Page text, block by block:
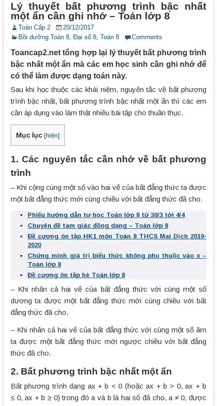
Lý thuyết bất phương trình bậc nhất
một ẩn cần ghi nhớ – Toán lớp 8
Toán Cấp 2
20/12/2017
Bồi dưỡng Toán 8, Đại số 8, Toán 8 Comments
Toancap2.net tổng hợp lại lý thuyết bất phương trình
bậc nhất một ẩn mà các em học sinh cần ghi nhớ để
có thể làm được dạng toán này.
Sau khi học thuộc các khái niệm, nguyên tắc về bất phương
trình bậc nhất, bất phương trình bậc nhất một ẩn thì các em
cần áp dụng vào làm thật nhiều bài tập cho thuần thục.
Mục lục [hiện]
1. Các nguyên tắc cần nhớ về bất phương
trình
– Khi cộng cùng một số vào hai vế của bất đẳng thức ta được
một bất đẳng thức mới cùng chiều với bất đẳng thức đã cho.
Phiếu hướng dẫn tự học Toán lớp 8 từ 30/3 tới 4/4
Chuyên đề tam giác đồng dạng – Toán lớp 8
Đề cương ôn tập HK1 môn Toán 8 THCS Mai Dịch 2019-
2020
Chứng minh giá trị biểu thức không phụ thuộc vào x –
Toán lớp 8
Đề cương ôn tập hè Toán lớp 8
– Khi nhân cả hai vế của bất đẳng thức với cùng một số
dương ta được một bất đẳng thức mới cùng chiều với bất
đẳng thức đã cho.
– Khi nhân cả hai vế của bất đẳng thức với cùng một số âm
ta được một bất đẳng thức mới ngược chiều với bất đẳng
thức đã cho.
2. Bất phương trình bậc nhất một ẩn
Bất phương trình dạng ax + b < 0 (hoặc ax + b > 0, ax + b
≤ 0, ax + b ≥ 0) trong đó a và b là hai số đã cho, a ≠ 0, được